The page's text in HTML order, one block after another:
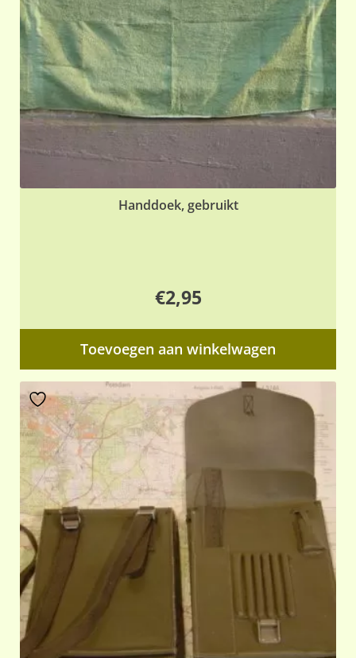
Handdoek, gebruikt
€2,95
Toevoegen aan winkelwagen